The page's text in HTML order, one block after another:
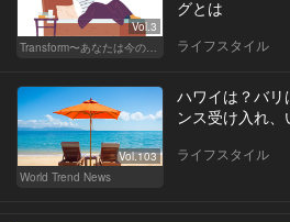
Vol.3
Transform〜あなたは今の自分に満足してますか？〜
グとは
ライフスタイル
Vol.103
World Trend News
ハワイは？バリ
ンス受け入れ、
ライフスタイル